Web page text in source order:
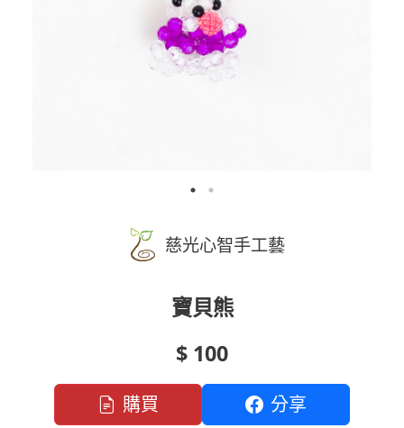
慈光心智手工藝
寶貝熊
$ 100
購買 分享